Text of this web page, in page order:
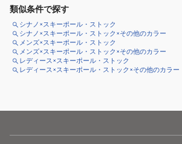
類似条件で探す
シナノ×スキーポール・ストック
シナノ×スキーポール・ストック×その他のカラー
メンズ×スキーポール・ストック
メンズ×スキーポール・ストック×その他のカラー
レディース×スキーポール・ストック
レディース×スキーポール・ストック×その他のカラー